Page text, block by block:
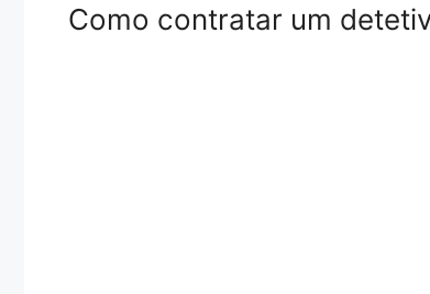
Como contratar um